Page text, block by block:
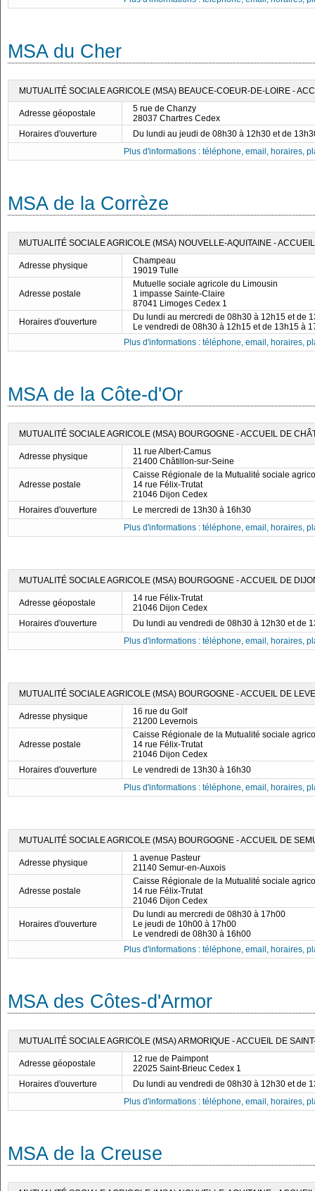
MSA du Cher
MUTUALITÉ SOCIALE AGRICOLE (MSA) BEAUCE-COEUR-DE-LOIRE -
Adresse géopostale
5 rue de Chanzy
28037 Chartres Cedex
Horaires d'ouverture
Du lundi au jeudi de 08h30 à 12h30 et de
Plus d'informations : téléphone, email, horaires,
MSA de la Corrèze
MUTUALITÉ SOCIALE AGRICOLE (MSA) NOUVELLE-AQUITAINE -
Adresse physique
Champeau
19019 Tulle
Adresse postale
Mutuelle sociale agricole du Limousin
1 impasse Sainte-Claire
87041 Limoges Cedex 1
Horaires d'ouverture
Du lundi au mercredi de 08h30 à 12h15 et de
Le vendredi de 08h30 à 12h15 et de 13h15 à
Plus d'informations : téléphone, email, horaires,
MSA de la Côte-d'Or
MUTUALITÉ SOCIALE AGRICOLE (MSA) BOURGOGNE - ACCUEIL DE
Adresse physique
11 rue Albert-Camus
21400 Châtillon-sur-Seine
Adresse postale
Caisse Régionale de la Mutualité sociale
14 rue Félix-Trutat
21046 Dijon Cedex
Horaires d'ouverture
Le mercredi de 13h30 à 16h30
Plus d'informations : téléphone, email, horaires,
MUTUALITÉ SOCIALE AGRICOLE (MSA) BOURGOGNE - ACCUEIL DE
Adresse géopostale
14 rue Félix-Trutat
21046 Dijon Cedex
Horaires d'ouverture
Du lundi au vendredi de 08h30 à 12h30 et de
Plus d'informations : téléphone, email, horaires,
MUTUALITÉ SOCIALE AGRICOLE (MSA) BOURGOGNE - ACCUEIL DE
Adresse physique
16 rue du Golf
21200 Levernois
Adresse postale
Caisse Régionale de la Mutualité sociale
14 rue Félix-Trutat
21046 Dijon Cedex
Horaires d'ouverture
Le vendredi de 13h30 à 16h30
Plus d'informations : téléphone, email, horaires,
MUTUALITÉ SOCIALE AGRICOLE (MSA) BOURGOGNE - ACCUEIL DE
Adresse physique
1 avenue Pasteur
21140 Semur-en-Auxois
Adresse postale
Caisse Régionale de la Mutualité sociale
14 rue Félix-Trutat
21046 Dijon Cedex
Horaires d'ouverture
Du lundi au mercredi de 08h30 à 17h00
Le jeudi de 10h00 à 17h00
Le vendredi de 08h30 à 16h00
Plus d'informations : téléphone, email, horaires,
MSA des Côtes-d'Armor
MUTUALITÉ SOCIALE AGRICOLE (MSA) ARMORIQUE - ACCUEIL DE
Adresse géopostale
12 rue de Paimpont
22025 Saint-Brieuc Cedex 1
Horaires d'ouverture
Du lundi au vendredi de 08h30 à 12h30 et de
Plus d'informations : téléphone, email, horaires,
MSA de la Creuse